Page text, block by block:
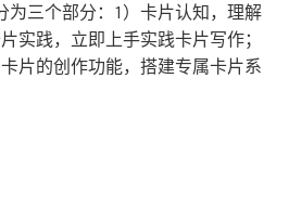
为三个部分：1）卡片认知，理解
实践，立即上手实践卡片写作；
片的创作功能，搭建专属卡片系